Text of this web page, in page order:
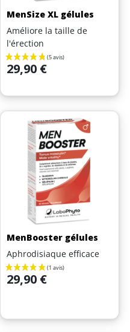
MenSize XL gélules
Améliore la taille de
l'érection
Prix
29,90 €
MenBooster gélules
Aphrodisiaque efficace
Prix
29,90 €